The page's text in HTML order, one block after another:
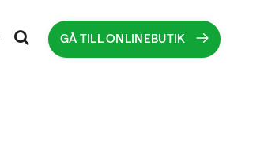
GÅ TILL ONLINEBUTIK